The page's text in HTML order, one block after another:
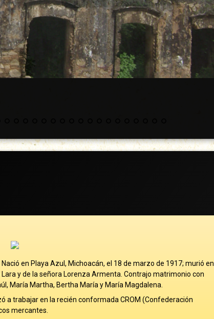
en Playa Azul, Michoacán, el 18 de marzo de 1917; murió en
y de la señora Lorenza Armenta. Contrajo matrimonio con
María Martha, Bertha María y María Magdalena.
a trabajar en la recién conformada CROM (Confederación
mercantes.